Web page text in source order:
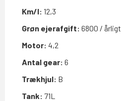
Km/l: 12,3
Grøn ejerafgift: 6800 / årligt
Motor: 4,2
Antal gear: 6
Trækhjul: B
Tank: 71L